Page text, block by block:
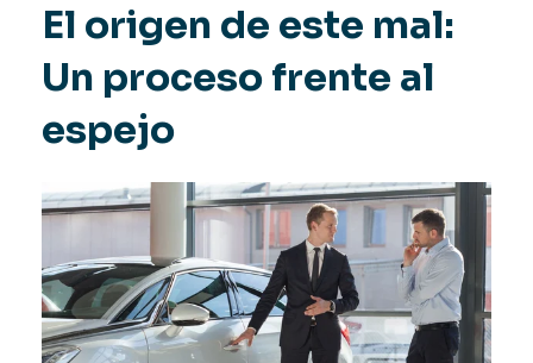
El origen de este mal:
Un proceso frente al
espejo